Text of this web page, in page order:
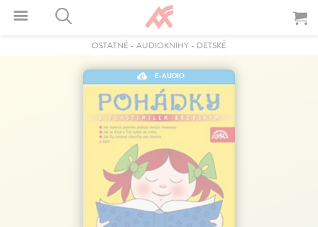
OSTATNÉ - AUDIOKNIHY - DETSKÉ
E-AUDIO